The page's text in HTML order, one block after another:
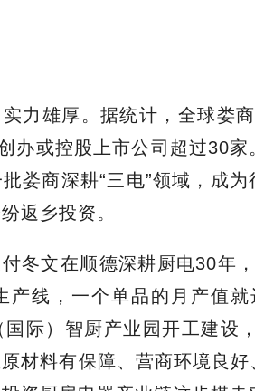
力雄厚。据统计，全球娄
办或控股上市公司超过30家
娄商深耕“三电”领域，成
返乡投资。
冬文在顺德深耕厨电30年
产线， 一个单品的月产值就
际）智厨产业园开工建设，
材料有保障、营商环境良好